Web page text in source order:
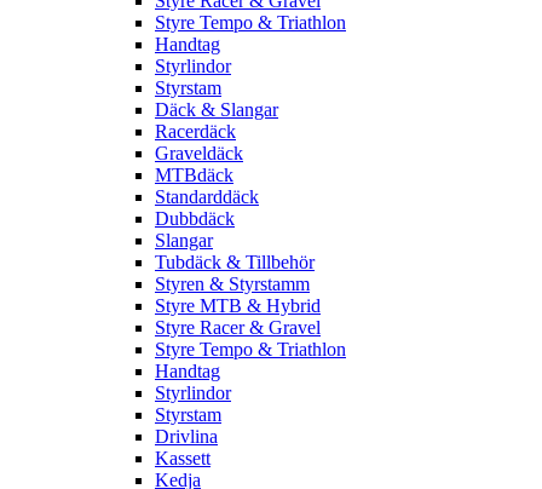
Styre Tempo & Triathlon
Handtag
Styrlindor
Styrstam
Däck & Slangar
Racerdäck
Graveldäck
MTBdäck
Standarddäck
Dubbdäck
Slangar
Tubdäck & Tillbehör
Styren & Styrstamm
Styre MTB & Hybrid
Styre Racer & Gravel
Styre Tempo & Triathlon
Handtag
Styrlindor
Styrstam
Drivlina
Kassett
Kedja